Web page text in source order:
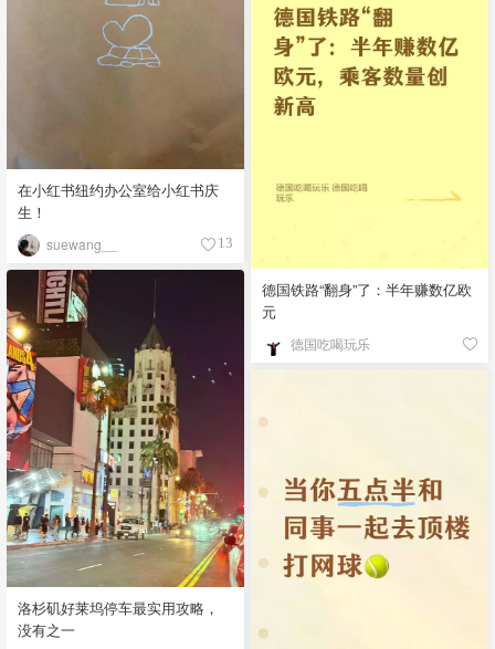
在小红书纽约办公室给小红书庆
生！
suewang__ 13
德国铁路“翻身”了：半年赚数亿欧
元
德国吃喝玩乐
洛杉矶好莱坞停车最实用攻略，
没有之一